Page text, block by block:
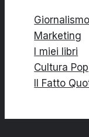
Giornalismo
Marketing
I miei libri
Cultura Pop
Il Fatto